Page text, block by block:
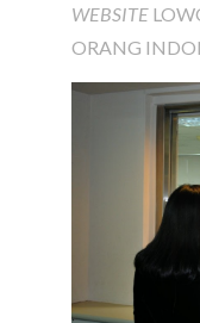
WEBSITE
ORANG